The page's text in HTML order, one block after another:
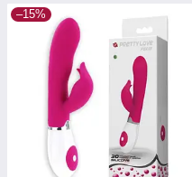
–15%